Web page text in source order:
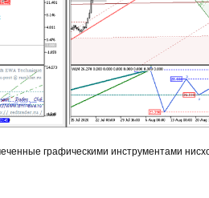
графическими инструментами